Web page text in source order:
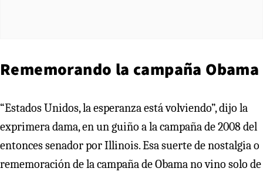
Rememorando la campaña Obama
“Estados Unidos, la esperanza está volviendo”, dijo la
exprimera dama, en un guiño a la campaña de 2008 del
entonces senador por Illinois. Esa suerte de nostalgia o
rememoración de la campaña de Obama no vino solo de